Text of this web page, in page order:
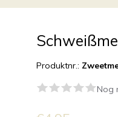
Produktnr.:
Nog